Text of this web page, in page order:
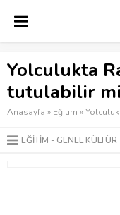
Yolculukta
tutulabilir
Anasayfa » Eğitim »
EĞITIM GENEL KÜLTÜR